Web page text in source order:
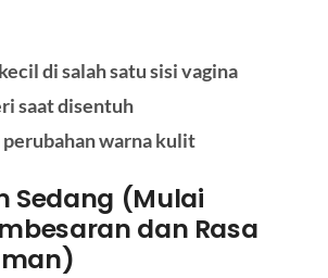
di salah satu sisi vagina
saat disentuh
perubahan warna kulit
Sedang (Mulai
dan Rasa